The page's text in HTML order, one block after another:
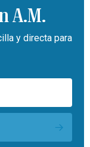
A.M.
y directa para